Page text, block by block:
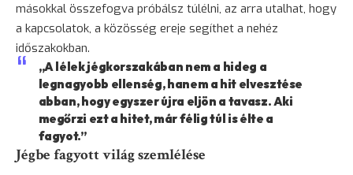
másokkal összefogva próbálsz túlélni, az arra utalhat, hogy
a kapcsolatok, a közösség ereje segíthet a nehéz
időszakokban.
„A lélek jégkorszakában nem a hideg a
legnagyobb ellenség, hanem a hit elvesztése
abban, hogy egyszer újra eljön a tavasz. Aki
megőrzi ezt a hitet, már félig túl is élte a
fagyot.”
Jégbe fagyott világ szemlélése